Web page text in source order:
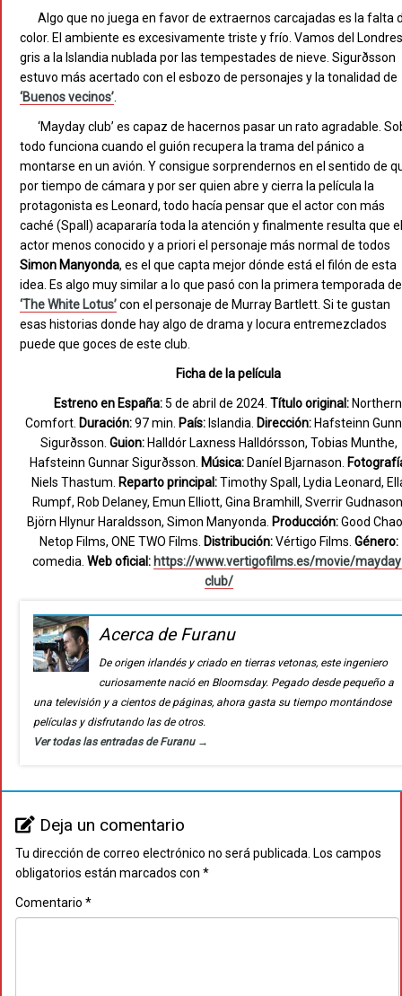
Algo que no juega en favor de extraernos carcajadas es la falta
color. El ambiente es excesivamente triste y frío. Vamos del Londres
gris a la Islandia nublada por las tempestades de nieve. Sigurðsson
estuvo más acertado con el esbozo de personajes y la tonalidad de
‘Buenos vecinos’.
‘Mayday club’ es capaz de hacernos pasar un rato agradable.
todo funciona cuando el guión recupera la trama del pánico a
montarse en un avión. Y consigue sorprendernos en el sentido de
por tiempo de cámara y por ser quien abre y cierra la película la
protagonista es Leonard, todo hacía pensar que el actor con más
caché (Spall) acapararía toda la atención y finalmente resulta que el
actor menos conocido y a priori el personaje más normal de todos
Simon Manyonda, es el que capta mejor dónde está el filón de esta
idea. Es algo muy similar a lo que pasó con la primera temporada de
‘The White Lotus’con el personaje de Murray Bartlett. Si te gustan
esas historias donde hay algo de drama y locura entremezclados
puede que goces de este club.
Ficha de la película
Estreno en España:5 de abril de 2024. Título original: Northern
Comfort. Duración:97 min. País:Islandia. Dirección:Hafsteinn
Sigurðsson. Guion: Halldór Laxness Halldórsson, Tobias Munthe,
Hafsteinn Gunnar Sigurðsson. Música:Daníel Bjarnason.
Niels Thastum. Reparto principal:Timothy Spall, Lydia Leonard,
Rumpf, Rob Delaney, Emun Elliott, Gina Bramhill, Sverrir
Björn Hlynur Haraldsson, Simon Manyonda. Producción:Good
Netop Films, ONE TWO Films. Distribución:Vértigo Films. Género:
comedia. Web oficial: https://www.vertigofilms.es/movie/
club/
Acerca de Furanu
De origen irlandés y criado en tierras vetonas, este ingeniero
curiosamente nació en Bloomsday. Pegado desde pequeño a
una televisión y a cientos de páginas, ahora gasta su tiempo montándose
películas y disfrutando las de otros.
Ver todas las entradas de Furanu →
Deja un comentario
Tu dirección de correo electrónico no será publicada. Los campos
obligatorios están marcados con *
Comentario *